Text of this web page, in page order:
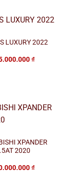
LUXURY 2022
₫
XPANDER
2020
₫